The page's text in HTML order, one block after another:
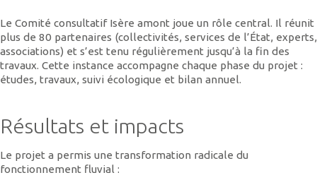
Le Comité consultatif Isère amont joue un rôle central. Il réunit
plus de 80 partenaires (collectivités, services de l’État, experts,
associations) et s’est tenu régulièrement jusqu’à la fin des
travaux. Cette instance accompagne chaque phase du projet :
études, travaux, suivi écologique et bilan annuel.
Résultats et impacts
Le projet a permis une transformation radicale du
fonctionnement fluvial :